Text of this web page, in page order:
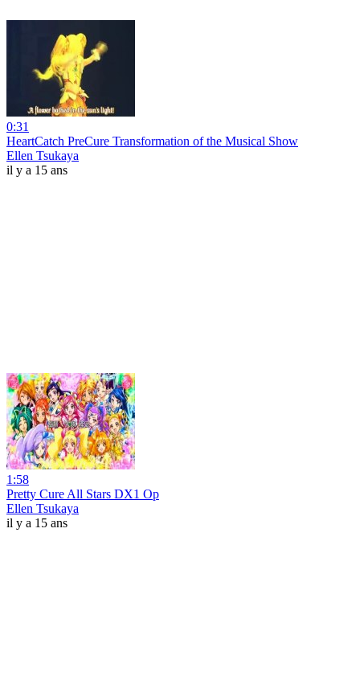
0:31
HeartCatch PreCure Transformation of the Musical Show
Ellen Tsukaya
il y a 15 ans
1:58
Pretty Cure All Stars DX1 Op
Ellen Tsukaya
il y a 15 ans